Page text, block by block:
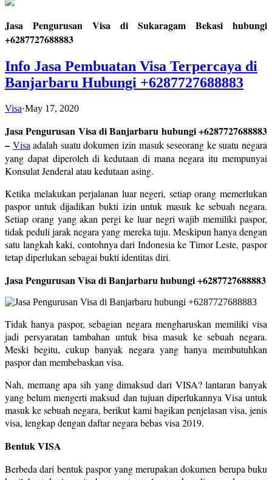
Jasa Pengurusan Visa di Sukaragam Bekasi hubungi
+6287727688883
Info Jasa Pembuatan Visa Terpercaya di
Banjarbaru Hubungi +6287727688883
Visa·May 17, 2020
Jasa Pengurusan Visa di Banjarbaru hubungi +6287727688883
– Visa adalah suatu dokumen izin masuk seseorang ke suatu negara
yang dapat diperoleh di kedutaan di mana negara itu mempunyai
Konsulat Jenderal atau kedutaan asing.
Ketika melakukan perjalanan luar negeri, setiap orang memerlukan
paspor untuk dijadikan bukti izin untuk masuk ke sebuah negara.
Setiap orang yang akan pergi ke luar negri wajib memiliki paspor,
tidak peduli jarak negara yang mereka tuju. Meskipun hanya dengan
satu langkah kaki, contohnya dari Indonesia ke Timor Leste, paspor
tetap diperlukan sebagai bukti identitas diri.
Jasa Pengurusan Visa di Banjarbaru hubungi +6287727688883
Tidak hanya paspor, sebagian negara mengharuskan memiliki visa
jadi persyaratan tambahan untuk bisa masuk ke sebuah negara.
Meski begitu, cukup banyak negara yang hanya membutuhkan
paspor dan membebaskan visa.
Nah, memang apa sih yang dimaksud dari VISA? lantaran banyak
yang belum mengerti maksud dan tujuan diperlukannya Visa untuk
masuk ke sebuah negara, berikut kami bagikan penjelasan visa, jenis
visa, lengkap dengan daftar negara bebas visa 2019.
Bentuk VISA
Berbeda dari bentuk paspor yang merupakan dokumen berupa buku